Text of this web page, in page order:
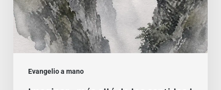
Evangelio a mano
9
de
agosto